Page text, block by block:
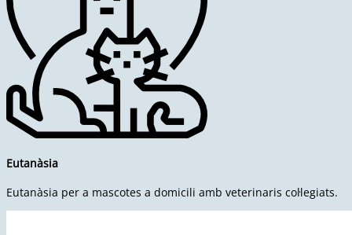
Eutanàsia
Eutanàsia per a mascotes a domicili amb veterinaris col·legiats.